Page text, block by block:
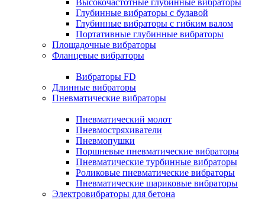
Высокочастотные глубинные вибраторы
Глубинные вибраторы с булавой
Глубинные вибраторы с гибким валом
Портативные глубинные вибраторы
Площадочные вибраторы
Фланцевые вибраторы
Вибраторы FD
Длинные вибраторы
Пневматические вибраторы
Пневматический молот
Пневмостряхиватели
Пневмопушки
Поршневые пневматические вибраторы
Пневматические турбинные вибраторы
Роликовые пневматические вибраторы
Пневматические шариковые вибраторы
Электровибраторы для бетона